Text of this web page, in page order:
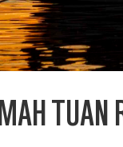
TUAN